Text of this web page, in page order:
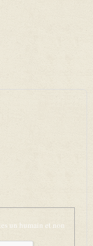
un humain et non